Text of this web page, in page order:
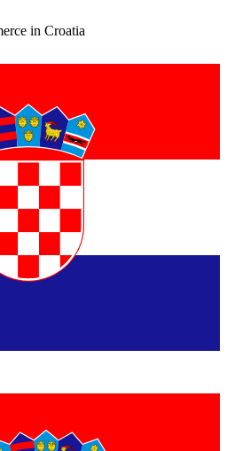
in Croatia